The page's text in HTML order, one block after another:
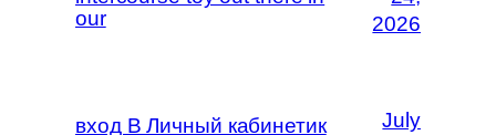
our
2026
вход В Личный кабинетик
July